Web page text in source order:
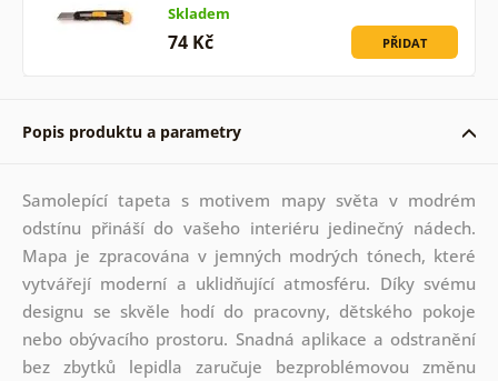
Skladem
74 Kč PŘIDAT
Popis produktu a parametry
Samolepící tapeta s motivem mapy světa v modrém
odstínu přináší do vašeho interiéru jedinečný nádech.
Mapa je zpracována v jemných modrých tónech, které
vytvářejí moderní a uklidňující atmosféru. Díky svému
designu se skvěle hodí do pracovny, dětského pokoje
nebo obývacího prostoru. Snadná aplikace a odstranění
bez zbytků lepidla zaručuje bezproblémovou změnu